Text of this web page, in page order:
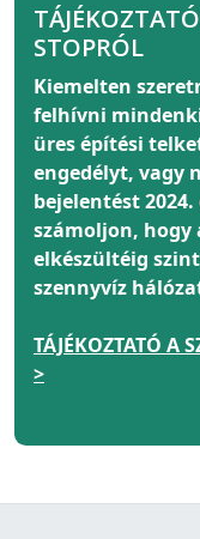
STOPRÓL
Kiemelten
felhívni
üres építési
engedélyt, vagy
bejelentést
számoljon, hogy
elkészültéig
szennyvíz
TÁJÉKOZTATÓ A
>